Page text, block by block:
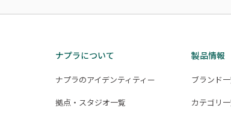
ナプラについて
ナプラのアイデンティティー
拠点・スタジオ一覧
製品情報
ブランド
カテゴリ